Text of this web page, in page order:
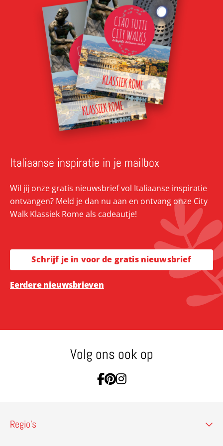
Italiaanse inspiratie in je mailbox
Wil jij onze gratis nieuwsbrief vol Italiaanse inspiratie
ontvangen? Meld je dan nu aan en ontvang onze City
Walk Klassiek Rome als cadeautje!
Schrijf je in voor de gratis nieuwsbrief
Eerdere nieuwsbrieven
Volg ons ook op
Ga naar Facebook
Ga naar Pinterest
Ga naar Instagram
Regio’s